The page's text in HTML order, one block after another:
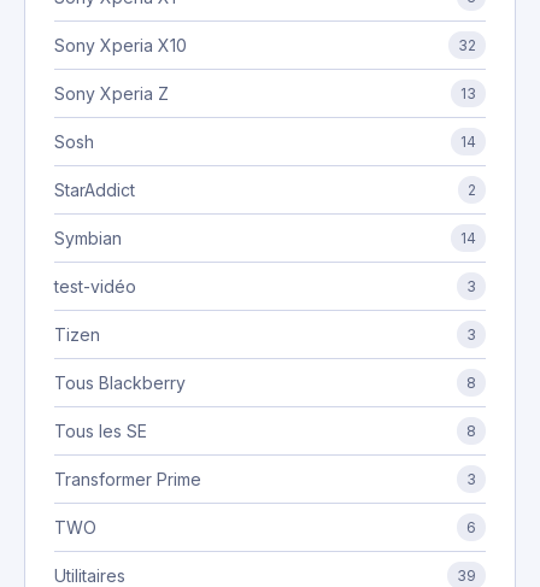
Sony Xperia X10 32
Sony Xperia Z 13
Sosh 14
StarAddict 2
Symbian 14
test-vidéo 3
Tizen 3
Tous Blackberry 8
Tous les SE 8
Transformer Prime 3
TWO 6
Utilitaires 39